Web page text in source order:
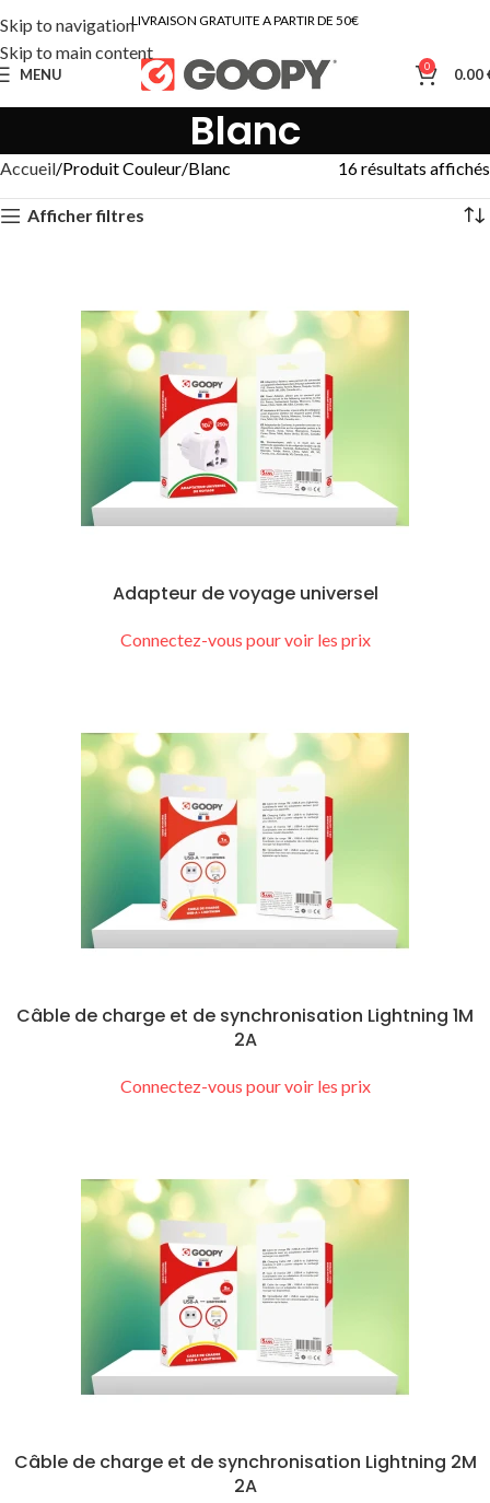
Skip to navigation
Skip to main content
LIVRAISON GRATUITE A PARTIR DE 50€
MENU 0 0.00
Blanc
Accueil Produit Couleur Blanc 16 résultats affichés
Afficher filtres
Adapteur de voyage universel
Connectez-vous pour voir les prix
Câble de charge et de synchronisation Lightning 1M
2A
Connectez-vous pour voir les prix
Câble de charge et de synchronisation Lightning 2M
2A